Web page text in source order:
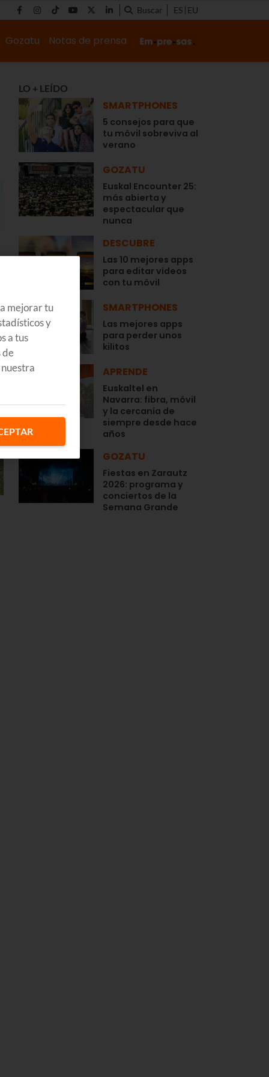
Buscar ES EU
Gozatu Notas de prensa
LO + LEÍDO
SMARTPHONES
5 consejos para que
tu móvil sobreviva al
verano
GOZATU
Euskal Encounter 25:
más abierta y
espectacular que
nunca
DESCUBRE
Las 10 mejores apps
para editar vídeos
con tu móvil
SMARTPHONES
Las mejores apps
para perder unos
kilitos
APRENDE
Euskaltel en
Navarra: fibra, móvil
y la cercanía de
siempre desde hace
años
GOZATU
Fiestas en Zarautz
2026: programa y
conciertos de la
Semana Grande
mejorar tu
y
a tus
de